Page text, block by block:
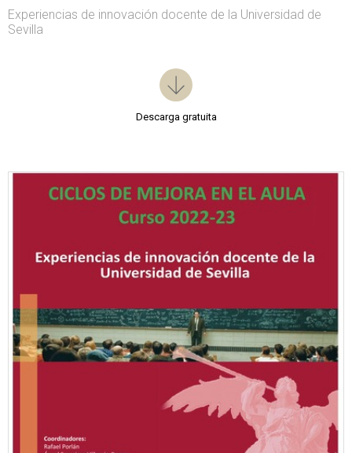
Experiencias de innovación docente de la Universidad de
Sevilla
Descarga gratuita